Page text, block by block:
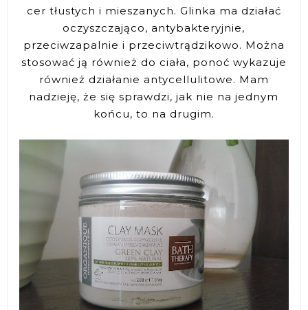
cer tłustych i mieszanych. Glinka ma działać
oczyszczająco, antybakteryjnie,
przeciwzapalnie i przeciwtrądzikowo. Można
stosować ją również do ciała, ponoć wykazuje
również działanie antycellulitowe. Mam
nadzieję, że się sprawdzi, jak nie na jednym
końcu, to na drugim.